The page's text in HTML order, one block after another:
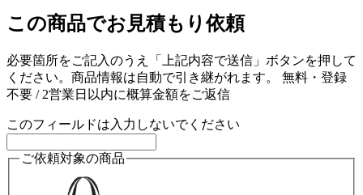
この商品でお見積もり依頼
必要箇所をご記入のうえ「上記内容で送信」ボタンを押して
ください。商品情報は自動で引き継がれます。 無料・登録
不要 / 2営業日以内に概算金額をご返信
このフィールドは入力しないでください
ご依頼対象の商品